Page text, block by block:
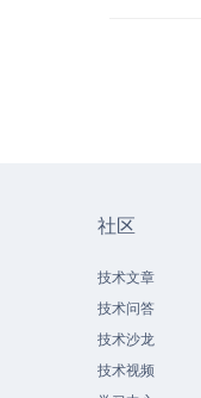
社区
技术文章
技术问答
技术沙龙
技术视频